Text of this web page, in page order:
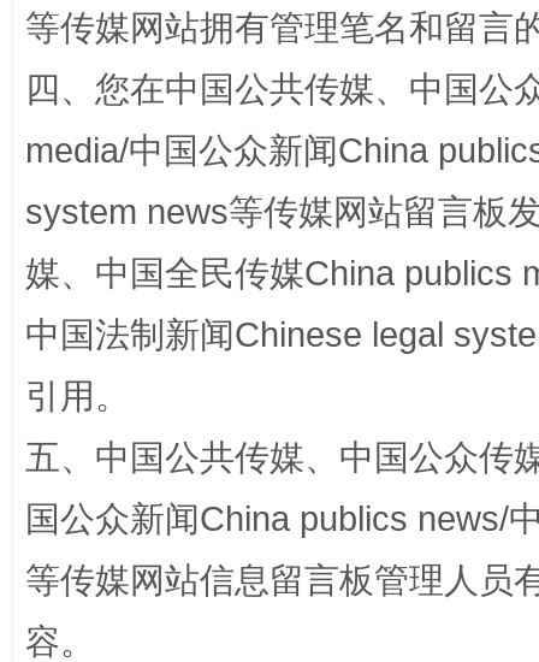
漫山遍野的桃花与雪山、麦地、白藏房 除
等传媒网站拥有管理笔名和留言
四、您在中国公共传媒、中国公
media/中国公众新闻China
system news等传媒网站留言板
媒、中国全民传媒China publics
中国法制新闻Chinese legal
引用。
五、中国公共传媒、中国公众传
国公众新闻China publics news/
等传媒网站信息留言板管理人员
容。